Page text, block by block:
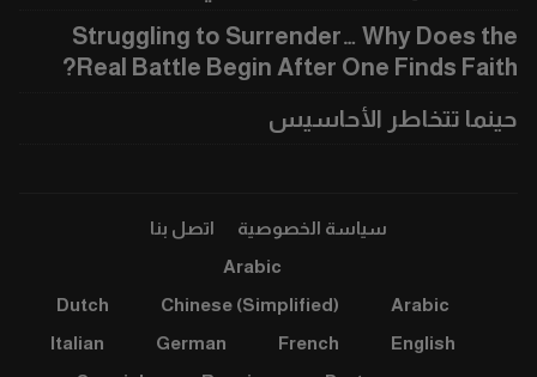
Struggling to Surrender… Why Does the
Real Battle Begin After One Finds Faith?
حينما تتخاطر الأحاسيس
سياسة الخصوصية
اتصل بنا
Arabic
Arabic
Chinese (Simplified)
Dutch
English
French
German
Italian